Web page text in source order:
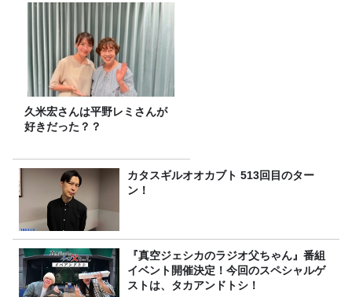
久米宏さんは平野レミさんが
好きだった？？
カタスギルオオカブト 513回目のター
ン！
『真空ジェシカのラジオ父ちゃん』番組
イベント開催決定！今回のスペシャルゲ
ストは、タカアンドトシ！